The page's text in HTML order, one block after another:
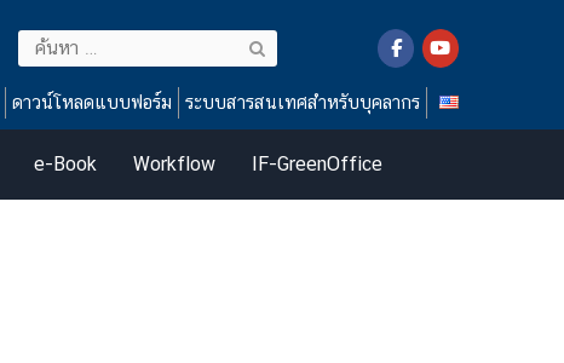
ค้นหา
สำหรับ:
ดาวน์โหลดแบบฟอร์ม ระบบสารสนเทศสำหรับบุคลากร
e-Book Workflow IF-GreenOffice